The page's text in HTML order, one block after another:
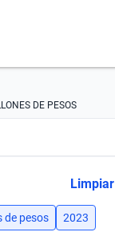
DE PESOS
Limpiar
de pesos 2023